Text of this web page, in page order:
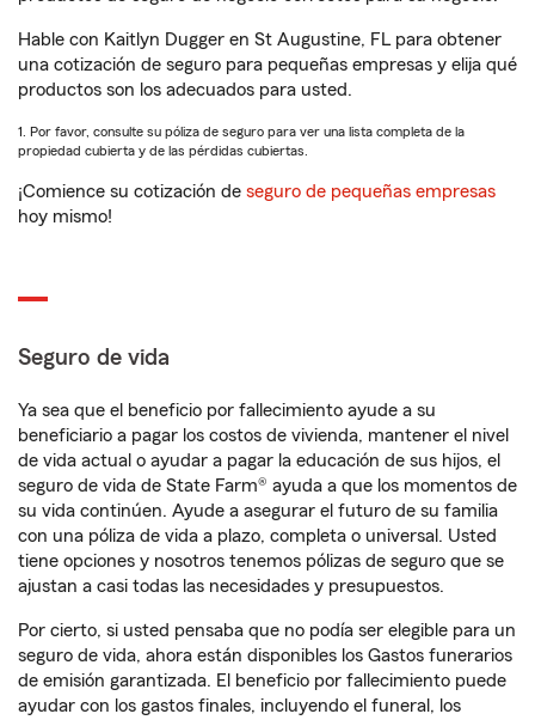
Hable con Kaitlyn Dugger en St Augustine, FL para obtener
una cotización de seguro para pequeñas empresas y elija qué
productos son los adecuados para usted.
1. Por favor, consulte su póliza de seguro para ver una lista completa de la
propiedad cubierta y de las pérdidas cubiertas.
¡Comience su cotización de seguro de pequeñas empresas
hoy mismo!
Seguro de vida
Ya sea que el beneficio por fallecimiento ayude a su
beneficiario a pagar los costos de vivienda, mantener el nivel
de vida actual o ayudar a pagar la educación de sus hijos, el
seguro de vida de State Farm® ayuda a que los momentos de
su vida continúen. Ayude a asegurar el futuro de su familia
con una póliza de vida a plazo, completa o universal. Usted
tiene opciones y nosotros tenemos pólizas de seguro que se
ajustan a casi todas las necesidades y presupuestos.
Por cierto, si usted pensaba que no podía ser elegible para un
seguro de vida, ahora están disponibles los Gastos funerarios
de emisión garantizada. El beneficio por fallecimiento puede
ayudar con los gastos finales, incluyendo el funeral, los